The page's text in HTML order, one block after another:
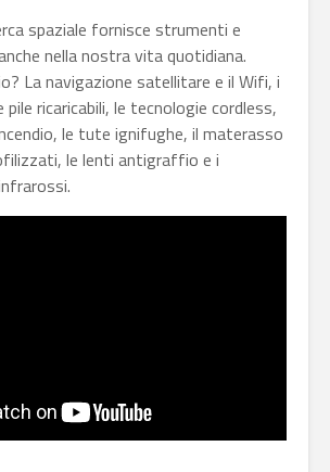
spaziale fornisce strumenti e
nella nostra vita quotidiana.
La navigazione satellitare e il Wifi, i
pile ricaricabili, le tecnologie cordless,
le tute ignifughe, il materasso
le lenti antigraffio e i